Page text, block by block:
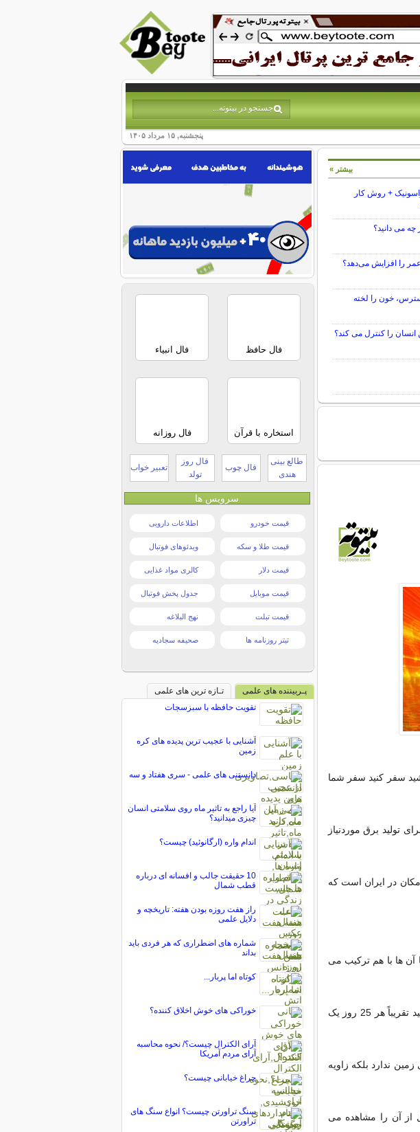
پنجشنبه, ۱۵ مرداد ۱۴۰۵
+ روش کار
چه می دانید؟
را افزایش می‌دهد؟
خون را لخته
انسان را کنترل می کند؟
بیشتر »
سفر کنید سفر شما
تولید برق موردنیاز
مکان در ایران است که
آن ها با هم ترکیب می
زمین سالی یک بار دور خورشید می چرخد و خورشید تقریباً هر 25 روز یک
ندارد بلکه زاویه
کنید صحنه 8 دقیقه قبل از آن را مشاهده می
فال حافظ فال انبیاء
استخاره با قرآن فال روزانه
طالع بینی
هندی
فال چوب
فال روز
تولد
تعبیر خواب
سرویس ها
قیمت خودرو اطلاعات دارویی
قیمت طلا و سکه ویدئوهای فوتبال
قیمت دلار کالری مواد غذایی
قیمت موبایل جدول پخش فوتبال
قیمت تبلت نهج البلاغه
تیتر روزنامه ها صحیفه سجادیه
پـربیننده های علمی
تـازه ترین های علمی
تقویت حافظه با سبزسجات
آشنایی با عجیب ترین پدیده های کره
زمین
دانستنی های علمی - سری هفتاد و سه
آیا راجع به تاثیر ماه روی سلامتی انسان
چیزی میدانید؟
اندام واره (ارگانوئید) چیست؟
10 حقیقت جالب و افسانه ای درباره
قطب شمال
راز هفت روزه بودن هفته: تاریخچه و
دلایل علمی
شماره های اضطراری که هر فردی باید
بداند
کوتاه اما پربار...
خوراکی های خوش اخلاق کننده؟
آرای الکترال چیست؟/ نحوه محاسبه
آرای مردم آمریکا
چراغ خیابانی چیست؟
سنگ تراورتن چیست؟ انواع سنگ های
تراورتن